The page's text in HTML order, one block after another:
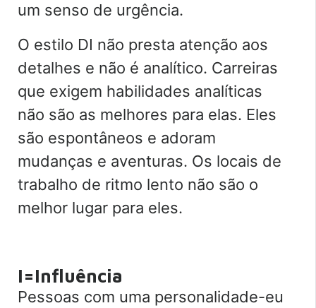
um senso de urgência.
O estilo DI não presta atenção aos
detalhes e não é analítico. Carreiras
que exigem habilidades analíticas
não são as melhores para elas. Eles
são espontâneos e adoram
mudanças e aventuras. Os locais de
trabalho de ritmo lento não são o
melhor lugar para eles.
I=Influência
Pessoas com uma personalidade-eu